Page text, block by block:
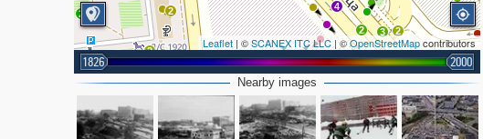
2
2
2 4
2
4
3 7
2
2
3
3
2
Leaflet | ©SCANEX ITC LLC | ©OpenStreetMapcontributors
1826 2000
Nearby images